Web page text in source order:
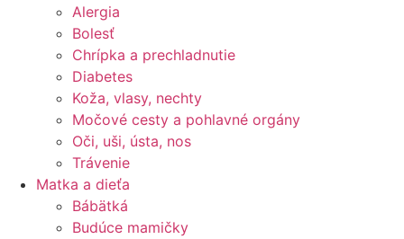
Alergia
Bolesť
Chrípka a prechladnutie
Diabetes
Koža, vlasy, nechty
Močové cesty a pohlavné orgány
Oči, uši, ústa, nos
Trávenie
Matka a dieťa
Bábätká
Budúce mamičky